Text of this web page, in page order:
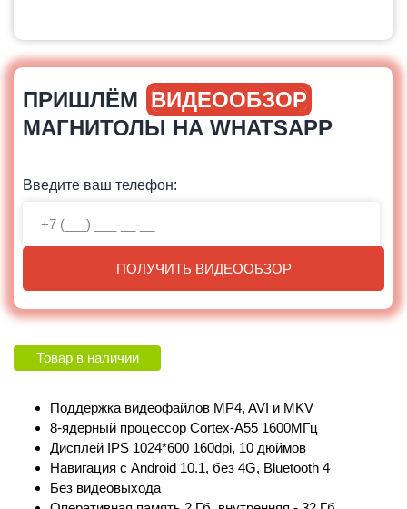
ПРИШЛЁМ ВИДЕООБЗОР
МАГНИТОЛЫ НА WHATSAPP
Введите ваш телефон:
ПОЛУЧИТЬ ВИДЕООБЗОР
Товар в наличии
Поддержка видеофайлов MP4, AVI и MKV
8-ядерный процессор Cortex-A55 1600МГц
Дисплей IPS 1024*600 160dpi, 10 дюймов
Навигация с Android 10.1, без 4G, Bluetooth 4
Без видеовыхода